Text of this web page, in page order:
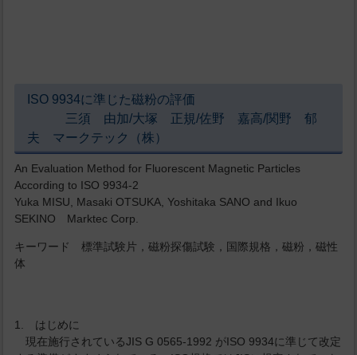
ISO 9934に準じた磁粉の評価
三須 由加/大塚 正規/佐野 嘉高/関野 郁
夫 マークテック（株）
An Evaluation Method for Fluorescent Magnetic Particles
According to ISO 9934-2
Yuka MISU, Masaki OTSUKA, Yoshitaka SANO and Ikuo
SEKINO Marktec Corp.
キーワード 標準試験片，磁粉探傷試験，国際規格，磁粉，磁性
体
1. はじめに
現在施行されているJIS G 0565-1992 がISO 9934に準じて改定